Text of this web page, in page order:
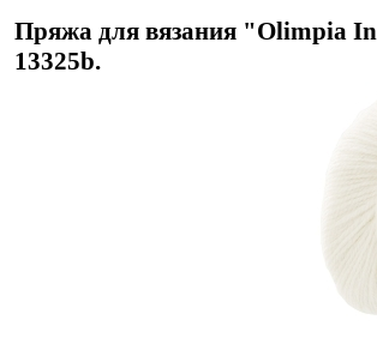
Пряжа для вязания "Olimpia
13325b.